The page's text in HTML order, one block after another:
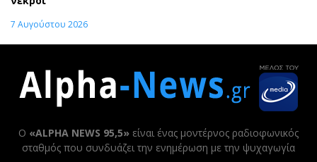
7 Αυγούστου 2026
Ο «ALPHA NEWS 95,5» είναι ένας μοντέρνος ραδιοφωνικός
σταθμός που συνδυάζει την ενημέρωση με την ψυχαγωγία